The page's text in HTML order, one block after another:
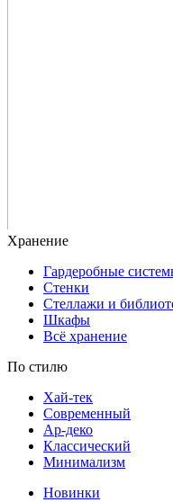
Гардеробные
Стенки
Стеллажи и
Шкафы